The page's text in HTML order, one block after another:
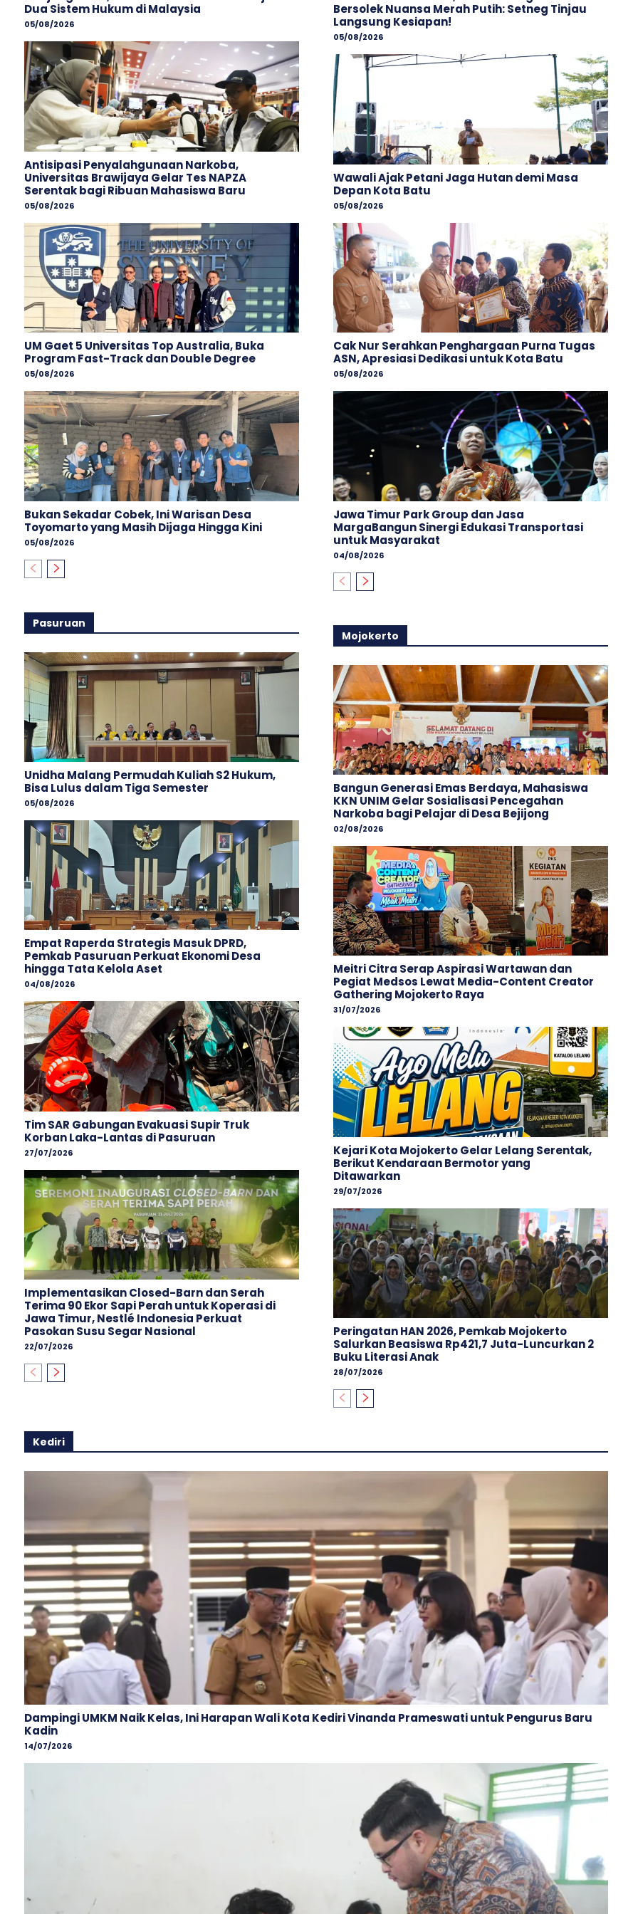
Dua Sistem Hukum di Malaysia
05/08/2026
Antisipasi Penyalahgunaan Narkoba,
Universitas Brawijaya Gelar Tes NAPZA
Serentak bagi Ribuan Mahasiswa Baru
05/08/2026
UM Gaet 5 Universitas Top Australia, Buka
Program Fast-Track dan Double Degree
05/08/2026
Bukan Sekadar Cobek, Ini Warisan Desa
Toyomarto yang Masih Dijaga Hingga Kini
05/08/2026
Pasuruan
Unidha Malang Permudah Kuliah S2 Hukum,
Bisa Lulus dalam Tiga Semester
05/08/2026
Empat Raperda Strategis Masuk DPRD,
Pemkab Pasuruan Perkuat Ekonomi Desa
hingga Tata Kelola Aset
04/08/2026
Tim SAR Gabungan Evakuasi Supir Truk
Korban Laka-Lantas di Pasuruan
27/07/2026
Implementasikan Closed-Barn dan Serah
Terima 90 Ekor Sapi Perah untuk Koperasi di
Jawa Timur, Nestlé Indonesia Perkuat
Pasokan Susu Segar Nasional
22/07/2026
Bersolek Nuansa Merah Putih: Setneg Tinjau
Langsung Kesiapan!
05/08/2026
Wawali Ajak Petani Jaga Hutan demi Masa
Depan Kota Batu
05/08/2026
Cak Nur Serahkan Penghargaan Purna Tugas
ASN, Apresiasi Dedikasi untuk Kota Batu
05/08/2026
Jawa Timur Park Group dan Jasa
MargaBangun Sinergi Edukasi Transportasi
untuk Masyarakat
04/08/2026
Mojokerto
Bangun Generasi Emas Berdaya, Mahasiswa
KKN UNIM Gelar Sosialisasi Pencegahan
Narkoba bagi Pelajar di Desa Bejijong
02/08/2026
Meitri Citra Serap Aspirasi Wartawan dan
Pegiat Medsos Lewat Media-Content Creator
Gathering Mojokerto Raya
31/07/2026
Kejari Kota Mojokerto Gelar Lelang Serentak,
Berikut Kendaraan Bermotor yang
Ditawarkan
29/07/2026
Peringatan HAN 2026, Pemkab Mojokerto
Salurkan Beasiswa Rp421,7 Juta-Luncurkan 2
Buku Literasi Anak
28/07/2026
Kediri
Dampingi UMKM Naik Kelas, Ini Harapan Wali Kota Kediri Vinanda Prameswati untuk Pengurus Baru
Kadin
14/07/2026